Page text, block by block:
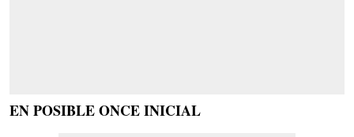
EN POSIBLE ONCE INICIAL